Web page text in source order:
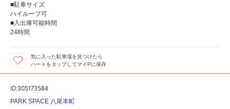
■駐車サイズ
ハイルーフ可
■入出庫可能時間
24時間
気に入った駐車場を見つけたら
ハートをタップしてマイPに保存
ID:305173584
PARK SPACE 八尾本町